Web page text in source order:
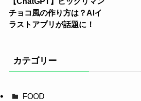
チョコ風の作り方は？AIイ
ラストアプリが話題に！
カテゴリー
FOOD